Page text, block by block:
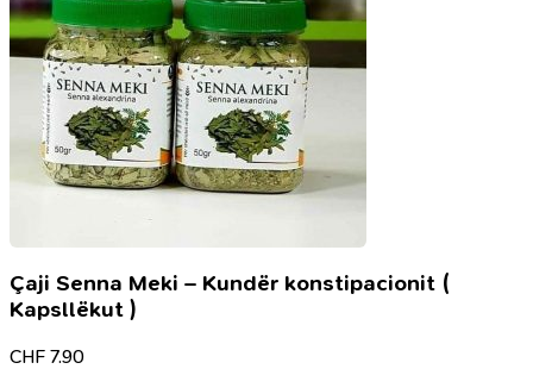
Çaji Senna Meki – Kundër konstipacionit (
Kapsllëkut )
CHF 7.90